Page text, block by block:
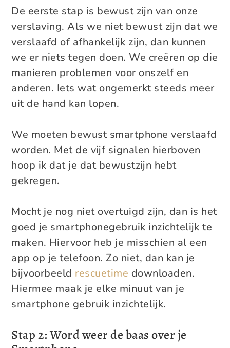
De eerste stap is bewust zijn van onze
verslaving. Als we niet bewust zijn dat we
verslaafd of afhankelijk zijn, dan kunnen
we er niets tegen doen. We creëren op die
manieren problemen voor onszelf en
anderen. Iets wat ongemerkt steeds meer
uit de hand kan lopen.
We moeten bewust smartphone verslaafd
worden. Met de vijf signalen hierboven
hoop ik dat je dat bewustzijn hebt
gekregen.
Mocht je nog niet overtuigd zijn, dan is het
goed je smartphonegebruik inzichtelijk te
maken. Hiervoor heb je misschien al een
app op je telefoon. Zo niet, dan kan je
bijvoorbeeld rescuetime downloaden.
Hiermee maak je elke minuut van je
smartphone gebruik inzichtelijk.
Stap 2: Word weer de baas over je